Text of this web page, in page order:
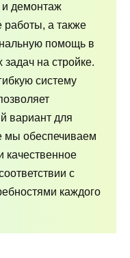
и демонтаж
работы, а также
помощь в
на стройке.
систему
вариант для
мы обеспечиваем
качественное
с
каждого